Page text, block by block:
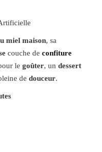
miel maison, sa
couche deconfiture
le goûter, undessert
dedouceur.